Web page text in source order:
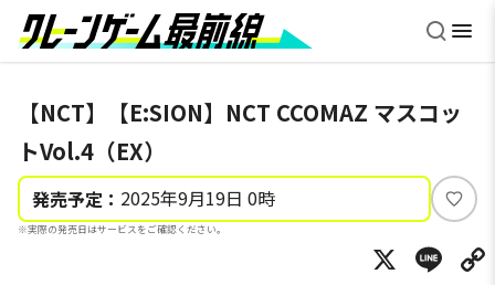
【NCT】【E:SION】NCT CCOMAZ マスコッ
トVol.4（EX）
発売予定： 2025年9月19日 0時
※実際の発売日はサービスをご確認ください。
い
ね
X